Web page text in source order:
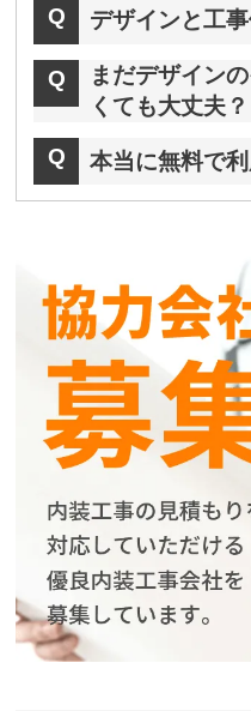
デザインと工
まだデザイン
くても大丈夫？
本当に無料で